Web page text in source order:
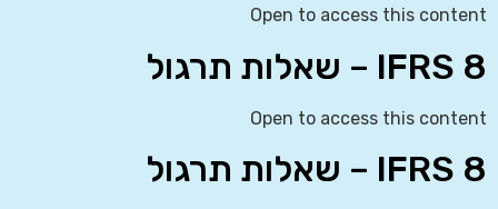
Open to access this content
IFRS 8 – שאלות תרגול
Open to access this content
IFRS 8 – שאלות תרגול